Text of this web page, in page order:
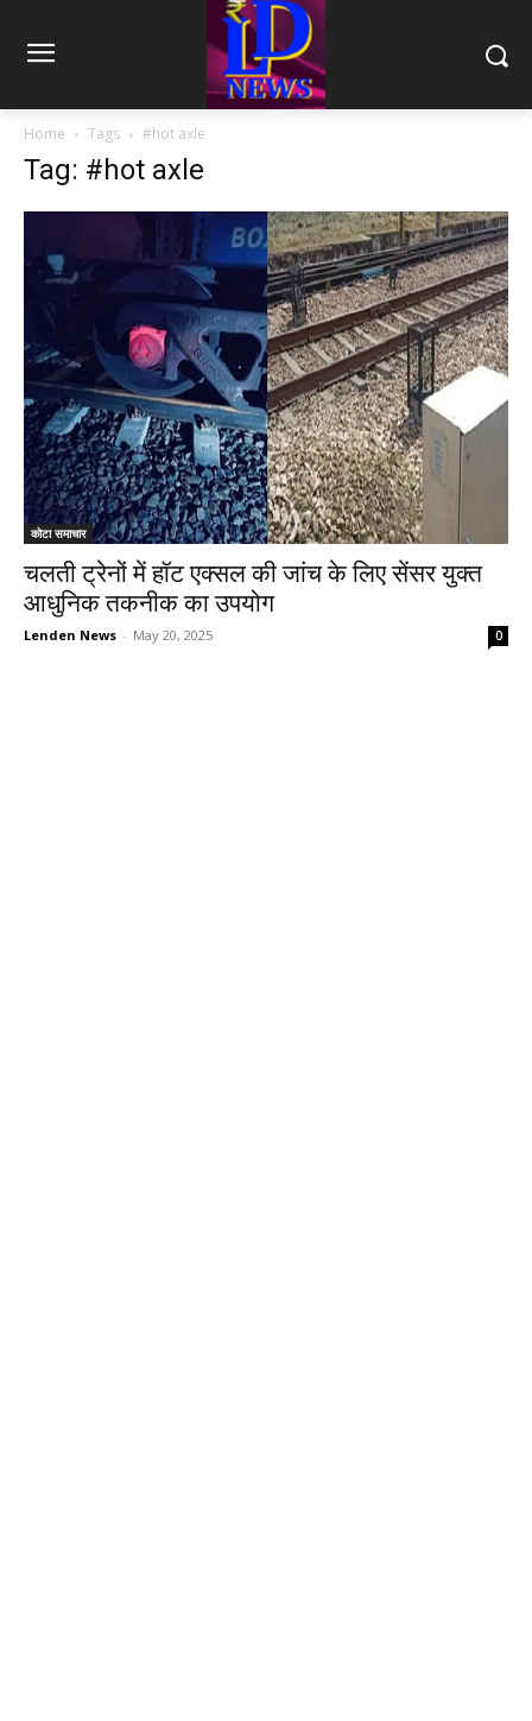
Home Tags #hot axle
Tag: #hot axle
कोटा समाचार
चलती ट्रेनों में हॉट एक्सल की जांच के लिए सेंसर युक्त
आधुनिक तकनीक का उपयोग
Lenden News - May 20, 2025 0